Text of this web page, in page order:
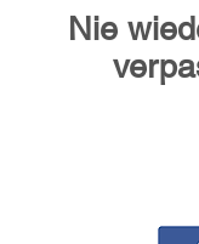
Nie